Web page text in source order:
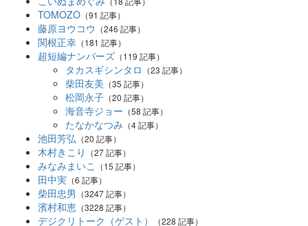
TOMOZO （91 記事）
藤原ヨウコウ （246 記事）
関根正幸 （181 記事）
超短編ナンバーズ （119 記事）
タカスギシンタロ （23 記事）
柴田友美 （35 記事）
松岡永子 （20 記事）
海音寺ジョー （58 記事）
たなかなつみ （4 記事）
池田芳弘 （20 記事）
木村きこり （27 記事）
みなみまいこ （15 記事）
田中実 （6 記事）
柴田忠男 （3247 記事）
濱村和恵 （3228 記事）
デジクリトーク（ゲスト） （228 記事）